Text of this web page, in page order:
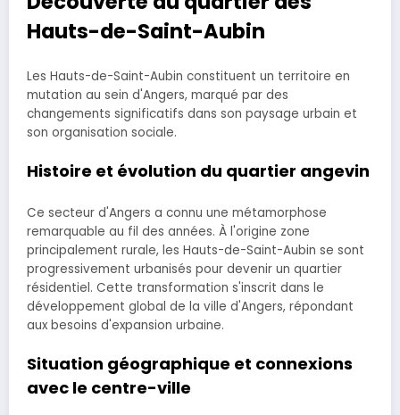
Hauts-de-Saint-Aubin
Les Hauts-de-Saint-Aubin constituent un territoire en
mutation au sein d'Angers, marqué par des
changements significatifs dans son paysage urbain et
son organisation sociale.
Histoire et évolution du quartier angevin
Ce secteur d'Angers a connu une métamorphose
remarquable au fil des années. À l'origine zone
principalement rurale, les Hauts-de-Saint-Aubin se sont
progressivement urbanisés pour devenir un quartier
résidentiel. Cette transformation s'inscrit dans le
développement global de la ville d'Angers, répondant
aux besoins d'expansion urbaine.
Situation géographique et connexions
avec le centre-ville